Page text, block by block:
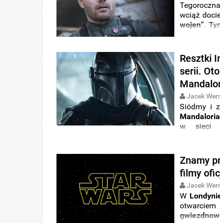
wciąż
wojen”.
serialu „
Resztki
serii.
Jacek
Siódmy i
w sieci
Znamy
filmy
Jacek
W